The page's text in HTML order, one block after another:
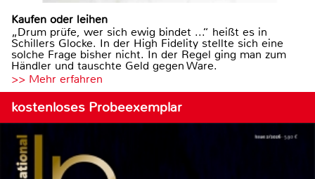
Kaufen oder leihen
„Drum prüfe, wer sich ewig bindet ...“ heißt es in
Schillers Glocke. In der High Fidelity stellte sich eine
solche Frage bisher nicht. In der Regel ging man zum
Händler und tauschte Geld gegen Ware.
>> Mehr erfahren
kostenloses Probeexemplar